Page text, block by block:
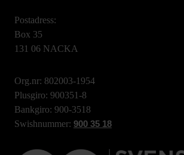
Postadress:
Box 35
131 06 NACKA
Org.nr: 802003-1954
Plusgiro: 900351-8
Bankgiro: 900-3518
Swishnummer: 900 35 18